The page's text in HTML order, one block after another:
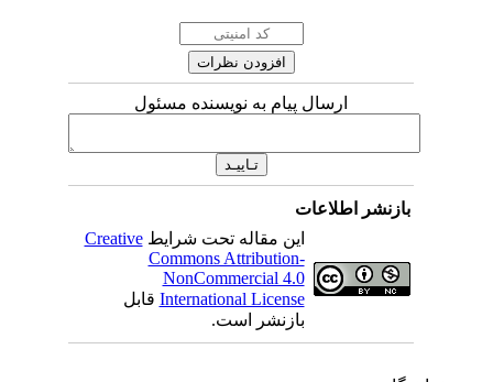
ارسال پیام به نویسنده مسئول
بازنشر اطلاعات
این مقاله تحت شرایطCreative
Commons Attribution-
NonCommercial 4.0
International Licenseقابل
بازنشر است.